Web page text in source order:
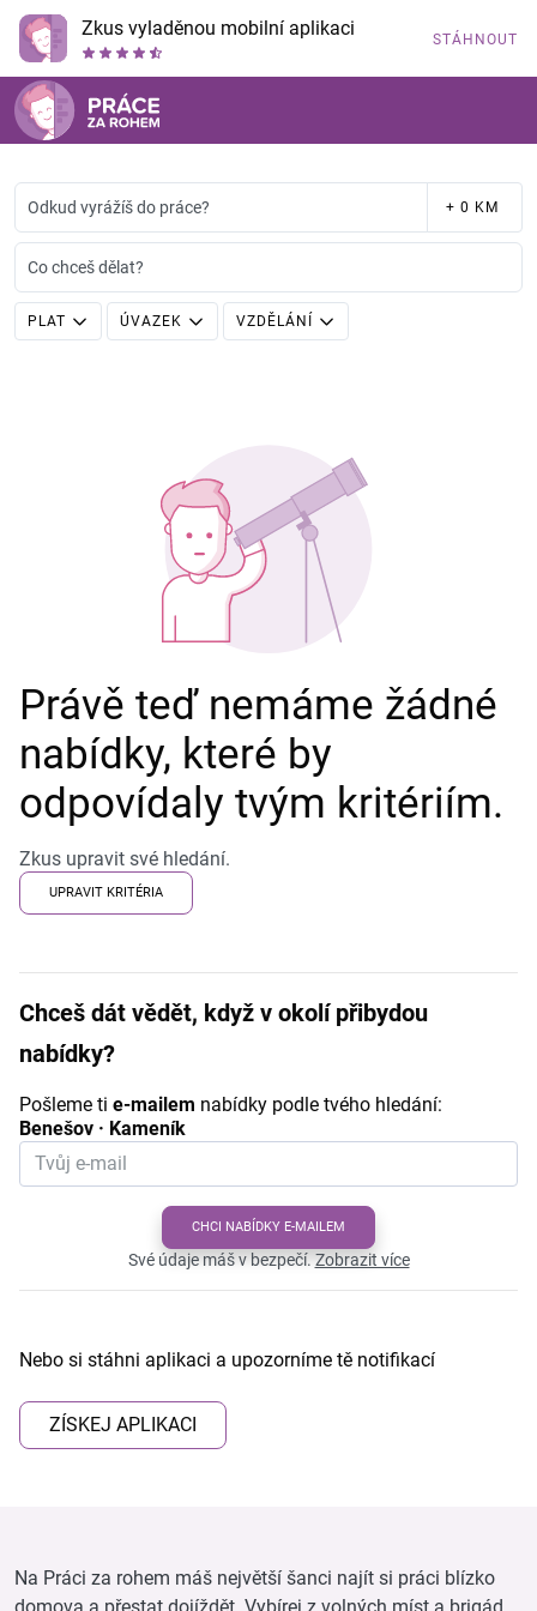
Zkus vyladěnou mobilní aplikaci STÁHNOUT
Odkud vyrážíš do práce? + 0 KM
Co chceš dělat?
PLAT ÚVAZEK VZDĚLÁNÍ
Právě teď nemáme žádné
nabídky, které by
odpovídaly tvým kritériím.
Zkus upravit své hledání.
UPRAVIT KRITÉRIA
Chceš dát vědět, když v okolí přibydou
nabídky?
Pošleme ti e-mailem nabídky podle tvého hledání:
Benešov · Kameník
CHCI NABÍDKY E-MAILEM
Své údaje máš v bezpečí.Zobrazit více
Nebo si stáhni aplikaci a upozorníme tě notifikací
ZÍSKEJ APLIKACI
Na Práci za rohem máš největší šanci najít si práci blízko
domova a přestat dojíždět. Vybírej z volných míst a brigád